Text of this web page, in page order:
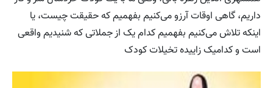
داریم، گاهی اوقات آرزو می‌کنیم بفهمیم که حقیقت چیست، یا
اینکه تلاش می‌کنیم بفهمیم کدام یک از جملاتی که شنیدیم واقعی
است و کدامیک زاییده تخیلات کودک